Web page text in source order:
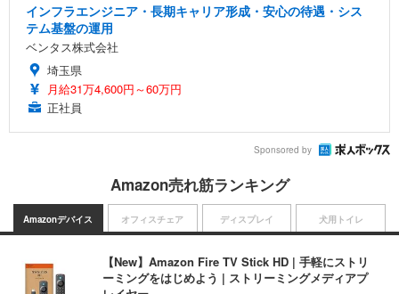
インフラエンジニア・長期キャリア形成・安心の待遇・シス
テム基盤の運用
ベンタス株式会社
埼玉県
月給31万4,600円～60万円
正社員
Sponsored by
Amazon売れ筋ランキング
Amazonデバイス
【New】Amazon Fire TV Stick HD | 手軽にストリ
ーミングをはじめよう | ストリーミングメディアプ
オフィスチェア ディスプレイ 犬用トイレ